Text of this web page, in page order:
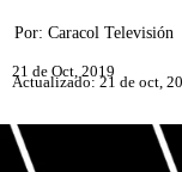
Por: Caracol Televisión
21 de Oct, 2019
Actualizado: 21 de oct,